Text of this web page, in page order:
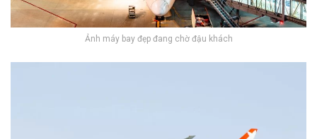
Ảnh máy bay đẹp đang chờ đậu khách